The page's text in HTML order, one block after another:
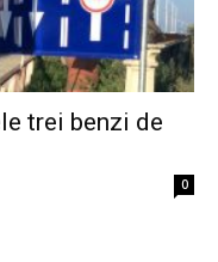
trei benzi de
0